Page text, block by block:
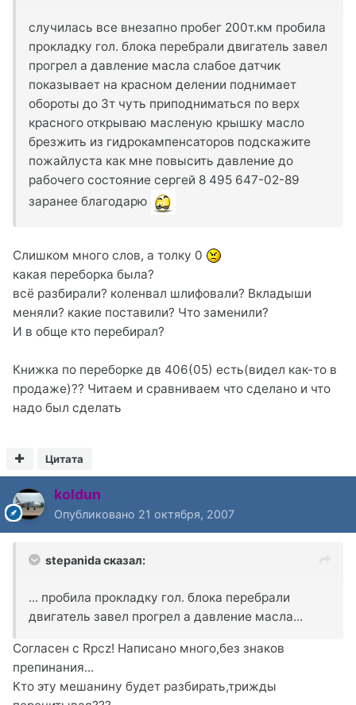
случилась все внезапно пробег 200т.км пробила
прокладку гол. блока перебрали двигатель завел
прогрел а давление масла слабое датчик
показывает на красном делении поднимает
обороты до 3т чуть приподниматься по верх
красного открываю масленую крышку масло
брезжить из гидрокампенсаторов подскажите
пожайлуста как мне повысить давление до
рабочего состояние сергей 8 495 647-02-89
заранее благодарю
Слишком много слов, а толку 0
какая переборка была?
всё разбирали? коленвал шлифовали? Вкладыши
меняли? какие поставили? Что заменили?
И в обще кто перебирал?
Книжка по переборке дв 406(05) есть(видел как-то в
продаже)?? Читаем и сравниваем что сделано и что
надо был сделать
Цитата
koldun
Опубликовано 21 октября, 2007
stepanida сказал:
... пробила прокладку гол. блока перебрали
двигатель завел прогрел а давление масла...
Согласен с Rpcz! Написано много,без знаков
препинания...
Кто эту мешанину будет разбирать,трижды